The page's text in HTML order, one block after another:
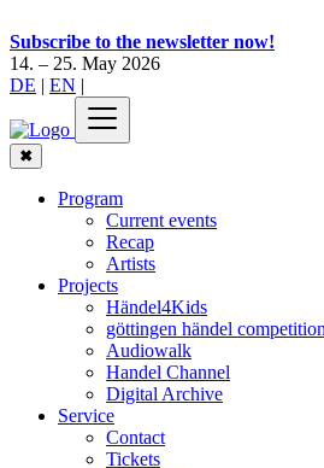
Subscribe to the newsletter now!
14. – 25. May 2026
DE | EN |
✖
Program
Current events
Recap
Artists
Projects
Händel4Kids
göttingen händel competition
Audiowalk
Handel Channel
Digital Archive
Service
Contact
Tickets